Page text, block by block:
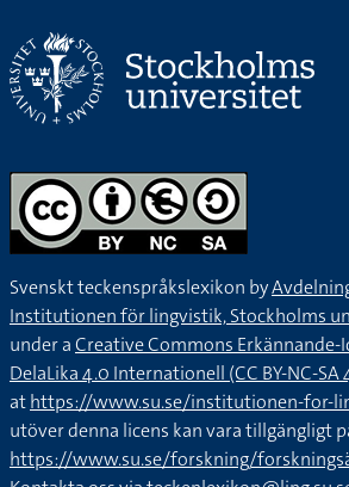
Svenskt teckenspråkslexikon by
Institutionen för lingvistik, Stockholms
under aCreative Commons
DelaLika 4.0 Internationell (CC BY-NC-SA
athttps://www.su.se/institutionen-for-
utöver denna licens kan vara tillgängligt
https://www.su.se/forskning/